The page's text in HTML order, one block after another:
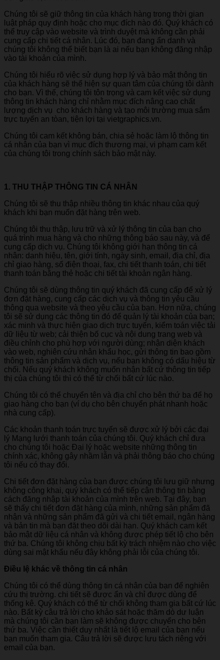
Chúng tôi sẽ giữ thông tin của khách hàng trong thời gian
luật pháp quy định hoặc cho mục đích nào đó. Quý khách có
thể truy cập vào website và trình duyệt mà không cần phải
cung cấp chi tiết cá nhân. Lúc đó, bạn đang ẩn danh và
chúng tôi không thể biết bạn là ai nếu bạn không đăng nhập
vào tài khoản của mình.
Chúng tôi hiểu rõ việc sử dụng hợp lý và bảo mật thông tin
của khách hàng sẽ thể hiện sự quan tâm của chúng tôi dành
cho bạn. Vì thế, chúng tôi tôn trọng và cam kết việc sử dụng
thông tin khách hàng chỉ nhằm mục đích nâng cao chất
lượng dịch vụ cho khách hàng và tạo môi trường mua sắm
trực tuyến an tòan, tiện lợi tại vietgraphics.vn.
Chúng tôi cam kết không bán, chia sẻ hoặc làm lộ thông tin
cá nhân của bạn vì mục đích thương mại, vi phạm cam kết
của chúng tôi trong chính sách bảo mật này.
1. THU THẬP THÔNG TIN CÁ NHÂN
Chúng tôi sẽ thu thập nhiều thông tin khác nhau của quý
khách khi bạn muốn đặt hàng trên web.
Chúng tôi thu thập, lưu trữ và xử lý thông tin của bạn cho
quá trình mua hàng và cho những thông báo sau này, và để
cung cấp dịch vụ. Chúng tôi không giới hạn thông tin cá
nhân: danh hiệu, tên, giới tính, ngày sinh, email, địa chỉ, địa
chỉ giao hàng, số điện thoại, fax, chi tiết thanh toán, chi tiết
thanh toán bằng thẻ hoặc chi tiết tài khoản ngân hàng.
Chúng tôi sẽ dùng thông tin quý khách đã cung cấp để xử lý
đơn đặt hàng, cung cấp các dịch vụ và thông tin yêu cầu
thông qua website và theo yêu cầu của bạn. Hơn nữa, chúng
tôi sẽ sử dụng các thông tin đó để quản lý tài khoản của bạn;
xác minh và thực hiện giao dịch trực tuyến, kiểm toán việc tải
dữ liệu từ web; cải thiện bố cục và nội dung trang web và
điều chỉnh cho phù hợp với người dùng; nhận diện khách
vào web, nghiên cứu nhân khẩu học, gửi thông tin bao gồm
thông tin sản phẩm và dịch vụ, nếu bạn không có dấu hiệu từ
chối. Nếu quý khách không muốn nhận bất cứ thông tin tiếp
thị của chúng tôi thì có thể từ chối bất cứ lúc nào.
Chúng tôi có thể chuyển tên và địa chỉ cho bên thứ ba để họ
giao hàng cho bạn (ví dụ cho bên chuyển phát nhanh hoặc
nhà cung cấp).
Các khoản thanh toán trực tuyến sẽ được xử lý bởi các đại
lý Mạng lưới thanh toán của chúng tôi. Quý khách chỉ đưa
cho chúng tôi hoặc Đại lý hoặc website những thông tin
chính xác, không gây nhầm lẫn và phải thông báo cho chúng
tôi nếu có thay đổi.
Chi tiết đơn đặt hàng của bạn được chúng tôi lưu giữ nhưng
không công khai, quý khách có thể tiếp cận thông tin bằng
cách đăng nhập tài khoản của mình trên web. Tại đây, bạn
sẽ thấy chi tiết đơn đặt hàng của mình, những sản phẩm đã
nhận và những sản phẩm đã gửi và chi tiết email, ngân hàng
và bản tin mà bạn đặt theo dõi dài hạn. Quý khách cam kết
bảo mật dữ liệu cá nhân và không được phép tiết lộ cho bên
thứ ba. Chúng tôi không chịu bất kỳ trách nhiệm nào cho việc
dùng sai mật khẩu nếu đây không phải lỗi của chúng tôi.
Điều lệ khác về thông tin cá nhân
Chúng tôi có thể dùng thông tin cá nhân của bạn để nghiên
cứu thị trường. chi tiết sẽ được ẩn và chỉ được dùng để
thống kê. Quý khách có thể từ chối không tham gia bất cứ lúc
nào. Bất kỳ câu trả lời cho khảo sát hoặc thăm dò dư luận
mà chúng tôi cần bạn làm sẽ không được chuyển cho bên
thứ ba. Việc cần thiết duy nhất là tiết lộ email của bạn nếu
bạn muốn tham gia. Câu trả lời sẽ được lưu tách riêng với
email của bạn.